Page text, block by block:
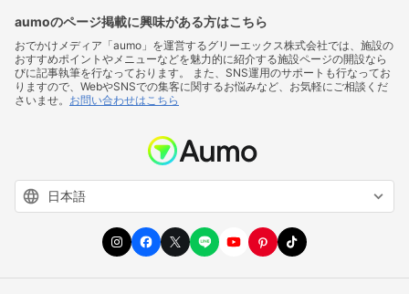
aumoのページ掲載に興味がある方はこちら
おでかけメディア「aumo」を運営するグリーエックス株式会社では、施設の
おすすめポイントやメニューなどを魅力的に紹介する施設ページの開設なら
びに記事執筆を行なっております。 また、SNS運用のサポートも行なってお
りますので、WebやSNSでの集客に関するお悩みなど、お気軽にご相談くだ
さいませ。 お問い合わせはこちら